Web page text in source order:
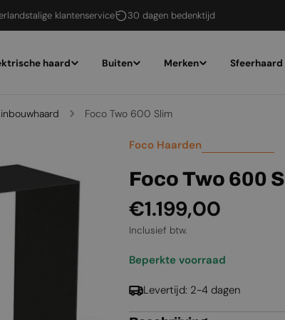
klantenservice 30 dagen bedenktijd
haard Buiten Merken Sfeerhaard
Foco Two 600 Slim
Foco Haarden
Foco Two 600
Normale
prijs
€1.199,00
Inclusief btw.
Beperkte voorraad
Levertijd: 2-4 dagen